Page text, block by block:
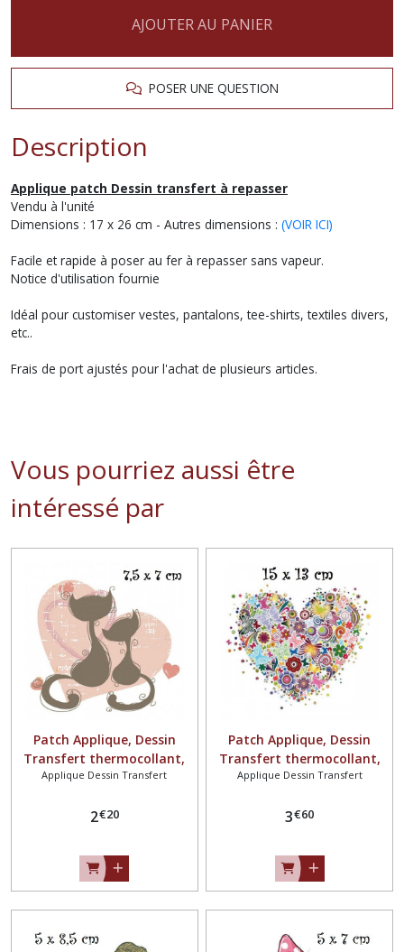
AJOUTER AU PANIER
POSER UNE QUESTION
Description
Applique patch Dessin transfert à repasser
Vendu à l'unité
Dimensions : 17 x 26 cm - Autres dimensions : (VOIR ICI)
Facile et rapide à poser au fer à repasser sans vapeur.
Notice d'utilisation fournie
Idéal pour customiser vestes, pantalons, tee-shirts, textiles divers,
etc..
Frais de port ajustés pour l'achat de plusieurs articles.
Vous pourriez aussi être
intéressé par
Patch Applique, Dessin
Transfert thermocollant,
COEUR de CHAT ** 7,5 x 7
repasser - T175
Applique Dessin Transfert
2€20
Patch Applique, Dessin
Transfert thermocollant,
COEUR FLEURS et PAPILLONS
à repasser - T955
Applique Dessin Transfert
3€60